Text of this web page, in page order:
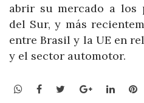
abrir su mercado a los
del Sur, y más
entre Brasil y la UE en
y el sector automotor.
WhatsApp
Facebook
TwitterGoogle+